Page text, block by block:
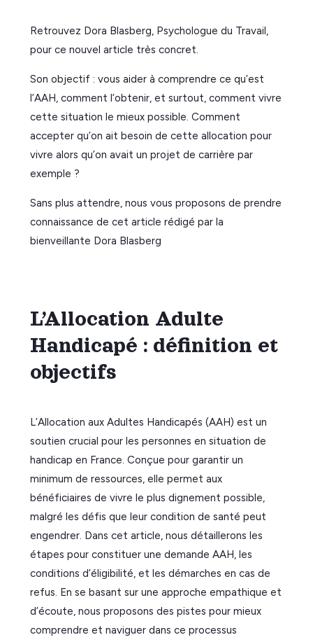
Retrouvez Dora Blasberg, Psychologue du Travail,
pour ce nouvel article très concret.
Son objectif : vous aider à comprendre ce qu’est
l’AAH, comment l’obtenir, et surtout, comment vivre
cette situation le mieux possible. Comment
accepter qu’on ait besoin de cette allocation pour
vivre alors qu’on avait un projet de carrière par
exemple ?
Sans plus attendre, nous vous proposons de prendre
connaissance de cet article rédigé par la
bienveillante Dora Blasberg
L’Allocation Adulte
Handicapé : définition et
objectifs
L’Allocation aux Adultes Handicapés (AAH) est un
soutien crucial pour les personnes en situation de
handicap en France. Conçue pour garantir un
minimum de ressources, elle permet aux
bénéficiaires de vivre le plus dignement possible,
malgré les défis que leur condition de santé peut
engendrer. Dans cet article, nous détaillerons les
étapes pour constituer une demande AAH, les
conditions d’éligibilité, et les démarches en cas de
refus. En se basant sur une approche empathique et
d’écoute, nous proposons des pistes pour mieux
comprendre et naviguer dans ce processus